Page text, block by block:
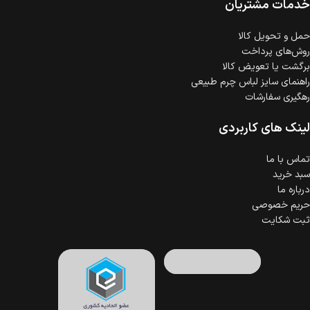
گارانتی معتبر برای تمامی محصولات ارائه می‌شود.
خدمات مشتریان
حمل‌ و تحویل کالا
روش‌های پرداخت
برگشت یا تعویض کالا
راهنمای سایز لباس چرم طبیعی
رهگیری سفارشات
لینک های کاربردی
تماس با ما
سبد خرید
درباره ما
حریم خصوصی
ثبت شکایت